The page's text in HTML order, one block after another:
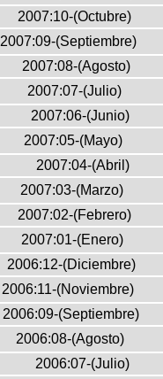
2007:10-(Octubre)
2007:09-(Septiembre)
2007:08-(Agosto)
2007:07-(Julio)
2007:06-(Junio)
2007:05-(Mayo)
2007:04-(Abril)
2007:03-(Marzo)
2007:02-(Febrero)
2007:01-(Enero)
2006:12-(Diciembre)
2006:11-(Noviembre)
2006:09-(Septiembre)
2006:08-(Agosto)
2006:07-(Julio)